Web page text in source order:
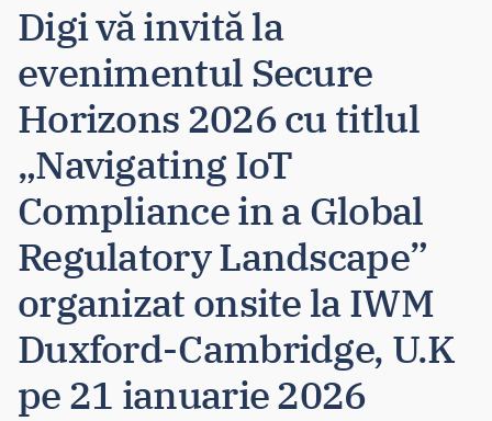
Digi vă invită la
evenimentul Secure
Horizons 2026 cu titlul
„Navigating IoT
Compliance in a Global
Regulatory Landscape”
organizat onsite la IWM
Duxford-Cambridge, U.K
pe 21 ianuarie 2026